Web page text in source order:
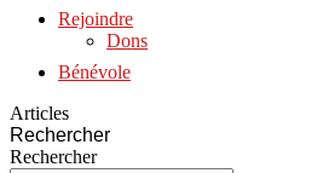
Rejoindre
Dons
Bénévole
Articles
Rechercher
Rechercher